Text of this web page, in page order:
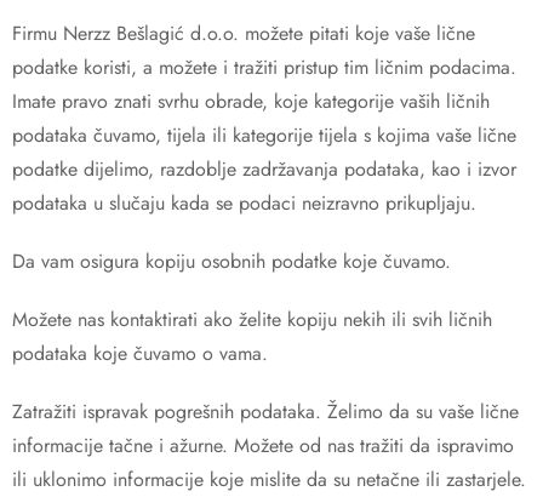
Firmu Nerzz Bešlagić d.o.o. možete pitati koje vaše lične
podatke koristi, a možete i tražiti pristup tim ličnim podacima.
Imate pravo znati svrhu obrade, koje kategorije vaših ličnih
podataka čuvamo, tijela ili kategorije tijela s kojima vaše lične
podatke dijelimo, razdoblje zadržavanja podataka, kao i izvor
podataka u slučaju kada se podaci neizravno prikupljaju.
Da vam osigura kopiju osobnih podatke koje čuvamo.
Možete nas kontaktirati ako želite kopiju nekih ili svih ličnih
podataka koje čuvamo o vama.
Zatražiti ispravak pogrešnih podataka. Želimo da su vaše lične
informacije tačne i ažurne. Možete od nas tražiti da ispravimo
ili uklonimo informacije koje mislite da su netačne ili zastarjele.